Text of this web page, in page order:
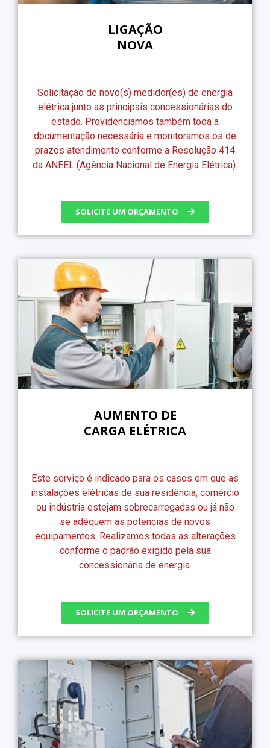
LIGAÇÃO
NOVA
Solicitação de novo(s) medidor(es) de energia
elétrica junto as principais concessionárias do
estado. Providenciamos também toda a
documentação necessária e monitoramos os de
prazos atendimento conforme a Resolução 414
da ANEEL (Agência Nacional de Energia Elétrica).
SOLICITE UM ORÇAMENTO
AUMENTO DE
CARGA ELÉTRICA
Este serviço é indicado para os casos em que as
instalações elétricas de sua residência, comércio
ou indústria estejam sobrecarregadas ou já não
se adéquem as potencias de novos
equipamentos. Realizamos todas as alterações
conforme o padrão exigido pela sua
concessionária de energia.
SOLICITE UM ORÇAMENTO